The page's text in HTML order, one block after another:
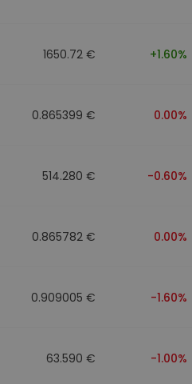
1650.72 € +1.60%
0.865399 € 0.00%
514.280 € -0.60%
0.865782 € 0.00%
0.909005 € -1.60%
63.590 € -1.00%